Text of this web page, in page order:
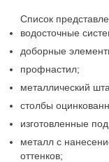
Список
водосточные
доборные
профнастил;
металлический
столбы
изготовленные
металл с
оттенков;